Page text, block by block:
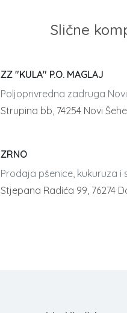
Slične
ZZ "KULA" P.O. MAGLAJ
Poljoprivredna zadruga
Strupina bb, 74254 Novi
ZRNO
Prodaja pšenice, kukuruza i
Stjepana Radića 99, 76274